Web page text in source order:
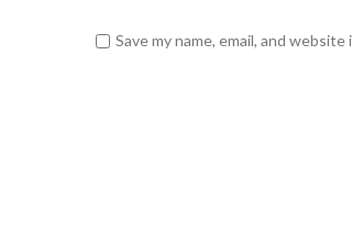
Save my name, email, and